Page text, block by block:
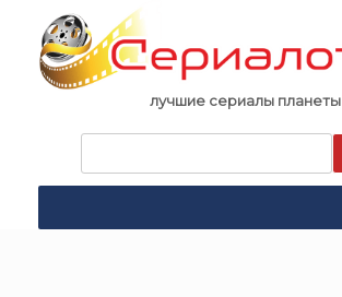
content
лучшие сериалы планеты
поиска: